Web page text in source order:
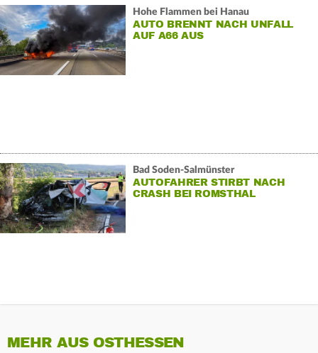
Hohe Flammen bei Hanau
AUTO BRENNT NACH UNFALL
AUF A66 AUS
Bad Soden-Salmünster
AUTOFAHRER STIRBT NACH
CRASH BEI ROMSTHAL
MEHR AUS OSTHESSEN